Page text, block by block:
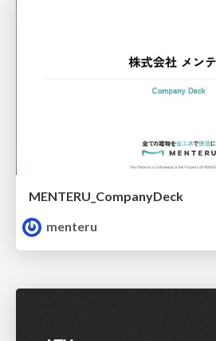
MENTERU_CompanyDeck
menteru